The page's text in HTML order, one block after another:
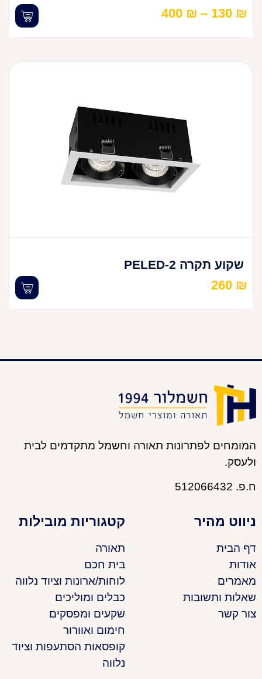
130 ₪
–
400 ₪
שקוע תקרה PELED-2
260 ₪
המומחים לפתרונות תאורה וחשמל מתקדמים לבית
ולעסק.
ח.פ. 512066432
ניווט מהיר
דף הבית
אודות
מאמרים
שאלות ותשובות
צור קשר
קטגוריות מובילות
תאורה
בית חכם
לוחות/ארונות וציוד נלווה
כבלים ומוליכים
שקעים ומפסקים
חימום ואוורור
קופסאות הסתעפות וציוד
נלווה